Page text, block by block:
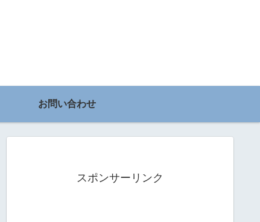
お問い合わせ
スポンサーリンク